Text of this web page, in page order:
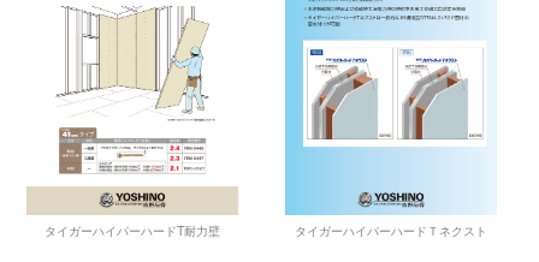
タイガーハイパーハードT耐力壁 タイガーハイパーハードＴネクスト